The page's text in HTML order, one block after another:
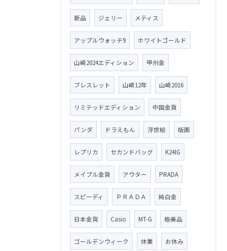
新品 ジェリー メティス
アップルウォッチ9 ホワイトゴールド
山崎2024エディション 甲州金
ブレスレット 山崎12年 山崎2016
リミテッドエディション 中国金貨
パンダ ドラえもん 浮世絵 版画
レプリカ セカンドバッグ K24IG
メイプル金貨 アウター PRADA
スピーディ ＰＲＡＤＡ 純白金
日本金貨 Casio MT-G 極美品
ゴールデンウィーク 休業 お休み